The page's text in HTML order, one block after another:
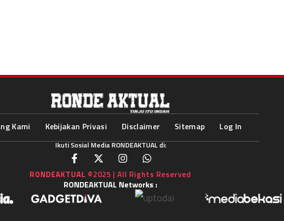
Kami Kebijakan Privasi Disclaimer Sitemap Log In
Ikuti Sosial Media RONDEAKTUAL di:
RONDEAKTUAL ©2025 | All Rights Reserved
RONDEAKTUAL Networks :